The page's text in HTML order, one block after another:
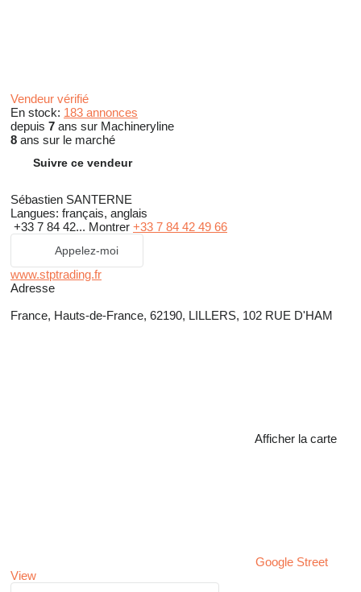
Vendeur vérifié
En stock: 183 annonces
depuis 7 ans sur Machineryline
8 ans sur le marché
Suivre ce vendeur
Sébastien SANTERNE
Langues: français, anglais
+33 7 84 42... Montrer +33 7 84 42 49 66
Appelez-moi
www.stptrading.fr
Adresse
France, Hauts-de-France, 62190, LILLERS, 102 RUE D'HAM
Afficher la carte
Google Street
View